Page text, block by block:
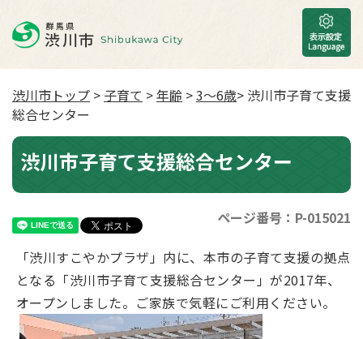
渋川市トップ > 子育て >年齢 >3〜6歳> 渋川市子育て支援
総合センター
渋川市子育て支援総合センター
ページ番号：P-015021
「渋川すこやかプラザ」内に、本市の子育て支援の拠点
となる「渋川市子育て支援総合センター」が2017年、
オープンしました。ご家族で気軽にご利用ください。